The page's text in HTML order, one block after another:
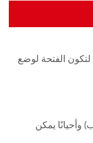
الفتحة لوضع
وأحيانًا يمكن